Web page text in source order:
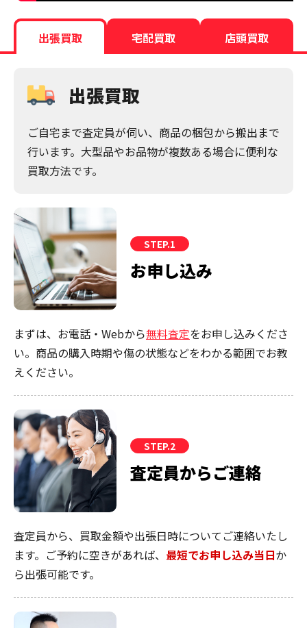
出張買取 宅配買取 店頭買取
出張買取
ご自宅まで査定員が伺い、商品の梱包から搬出まで
行います。大型品やお品物が複数ある場合に便利な
買取方法です。
STEP.1
お申し込み
まずは、お電話・Webから無料査定をお申し込みくださ
い。商品の購入時期や傷の状態などをわかる範囲でお教
えください。
STEP.2
査定員からご連絡
査定員から、買取金額や出張日時についてご連絡いたし
ます。ご予約に空きがあれば、 最短でお申し込み当日か
ら出張可能です。